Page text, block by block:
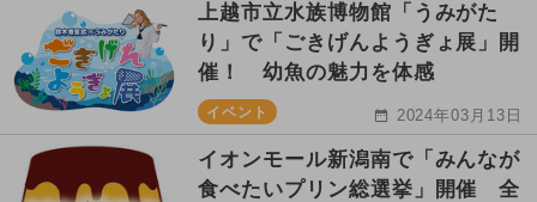
上越市立水族博物館「うみがた
り」で「ごきげんようぎょ展」開
催！ 幼魚の魅力を体感
イベント 2024年03月13日
イオンモール新潟南で「みんなが
食べたいプリン総選挙」開催 全